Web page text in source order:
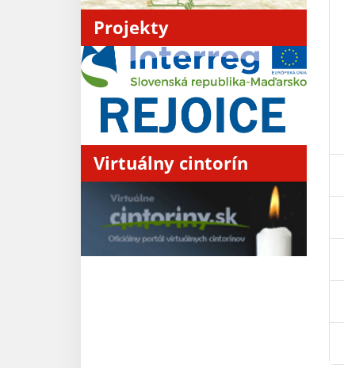
Projekty
Virtuálny cintorín